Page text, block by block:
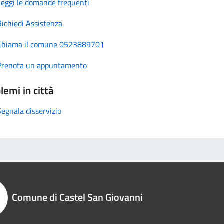
Assistenza
il comune 0523889701
un appuntamento
in città
disservizio
Comune di Castel San Giovanni